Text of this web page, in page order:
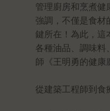
管理廚房和烹煮健
強調，不僅是食材
鍵所在！為此，這
各種油品、調味料
師《王明勇的健康
從建築工程師到食